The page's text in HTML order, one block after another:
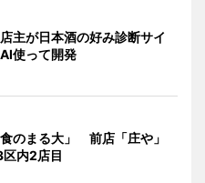
主が日本酒の好み診断サイ
使って開発
のまる大」 前店「庄や」
内2店目